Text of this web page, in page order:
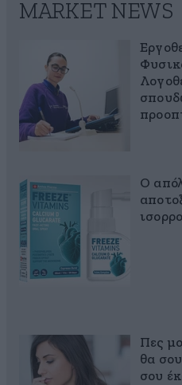
MARKET NEWS
Ο
Πες
θα
σου